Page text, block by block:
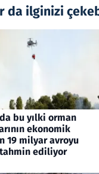
da ilginizi
bu yılki orman
ekonomik
19 milyar avroyu
ediliyor